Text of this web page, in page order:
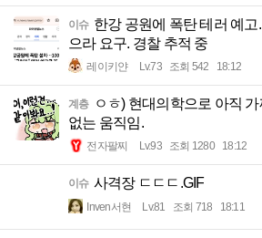
이슈 한강 공원에 폭탄 테러 예고
으라 요구. 경찰 추적 중
레이키얀 Lv.73 조회 542 18:12
계층
ㅇㅎ) 현대의학으로 아직
없는 움직임.
전자팔찌 Lv.93 조회 1280 18:12
이슈 사격장 ㄷㄷㄷ.GIF
Inven서현 Lv.81 조회 718 18:11